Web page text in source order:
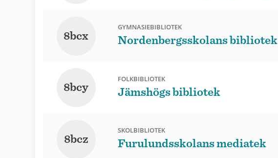
8bcx
GYMNASIEBIBLIOTEK
Nordenbergsskolans bibliotek
8bcy
FOLKBIBLIOTEK
Jämshögs bibliotek
8bcz
SKOLBIBLIOTEK
Furulundsskolans mediatek